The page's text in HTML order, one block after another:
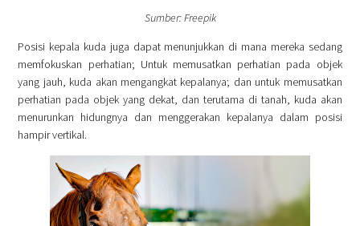
Sumber: Freepik
Posisi kepala kuda juga dapat menunjukkan di mana mereka sedang
memfokuskan perhatian; Untuk memusatkan perhatian pada objek
yang jauh, kuda akan mengangkat kepalanya; dan untuk memusatkan
perhatian pada objek yang dekat, dan terutama di tanah, kuda akan
menurunkan hidungnya dan menggerakan kepalanya dalam posisi
hampir vertikal.